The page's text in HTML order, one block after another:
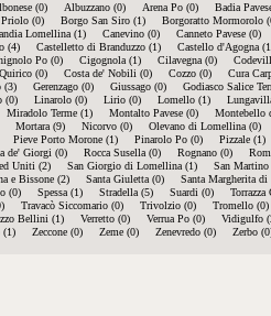
(0) Albuzzano (0) Arena Po (0)
Badia
(0) Borgo San Siro (1)
Borgoratto Mormorolo
Lomellina (1) Canevino (0)
Canneto Pavese (0)
(4) Castelletto di Branduzzo (1)
Castello d'Agogna
Po (0) Cigognola (1) Cilavegna (0)
(0) Costa de' Nobili (0) Cozzo (0)
Cura
(3) Gerenzago (0) Giussago (0)
Godiasco Salice
(0) Linarolo (0) Lirio (0) Lomello (1)
Miradolo Terme (1) Montalto Pavese (0)
Montebello
Mortara (9) Nicorvo (0)
Olevano di Lomellina (0)
Pieve Porto Morone (1) Pinarolo Po (0)
Pizzale (1)
de' Giorgi (0) Rocca Susella (0) Rognano (0)
Uniti (2) San Giorgio di Lomellina (1)
San
e Bissone (2) Santa Giuletta (0)
Santa Margherita di
(0) Spessa (1) Stradella (5) Suardi (0)
Torrazza
Travacò Siccomario (0) Trivolzio (0)
Tromello (0)
Bellini (1) Verretto (0) Verrua Po (0)
Vidigulfo
(1) Zeccone (0) Zeme (0) Zenevredo (0) Zerbo